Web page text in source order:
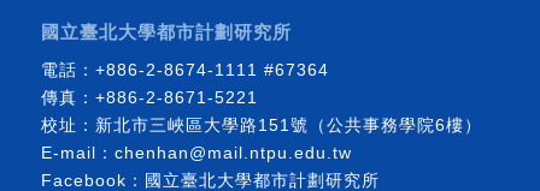
國立臺北大學都市計劃研究所
電話： +886-2-8674-1111 #67364
傳真：+886-2-8671-5221
校址：新北市三峽區大學路151號（公共事務學院6樓）
E-mail： chenhan@mail.ntpu.edu.tw
Facebook： 國立臺北大學都市計劃研究所